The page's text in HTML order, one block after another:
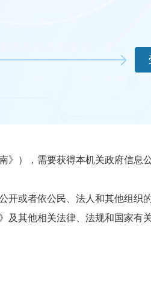
），需要获得本机关政府信息
或者依公民、法人和其他组织的
其他相关法律、法规和国家有